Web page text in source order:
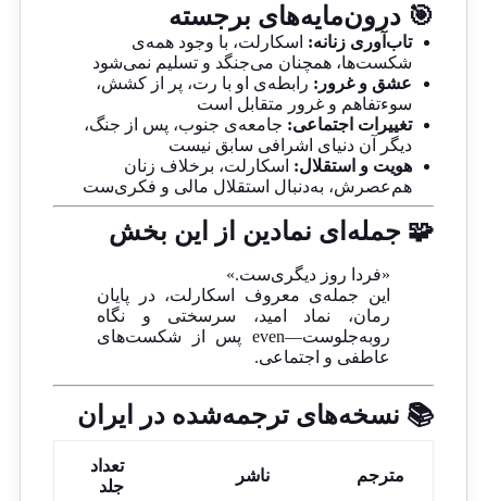
🎯 درون‌مایه‌های برجسته
تاب‌آوری زنانه: اسکارلت، با وجود همه‌ی
شکست‌ها، همچنان می‌جنگد و تسلیم نمی‌شود
عشق و غرور: رابطه‌ی او با رت، پر از کشش،
سوءتفاهم و غرور متقابل است
تغییرات اجتماعی: جامعه‌ی جنوب، پس از جنگ،
دیگر آن دنیای اشرافی سابق نیست
هویت و استقلال: اسکارلت، برخلاف زنان
هم‌عصرش، به‌دنبال استقلال مالی و فکری‌ست
🧩 جمله‌ای نمادین از این بخش
«فردا روز دیگری‌ست.»
این جمله‌ی معروف اسکارلت، در پایان
رمان، نماد امید، سرسختی و نگاه
رو‌به‌جلوست—even پس از شکست‌های
عاطفی و اجتماعی.
📚 نسخه‌های ترجمه‌شده در ایران
مترجم ناشر
تعداد
جلد